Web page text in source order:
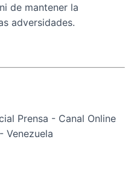
de mantener la
adversidades.
Prensa - Canal Online
Venezuela